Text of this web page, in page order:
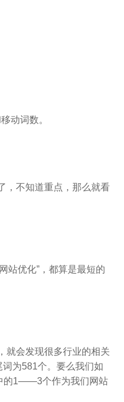
动词数。
，不知道重点，那么就看
站优化”，都算是最短的
就会发现很多行业的相关
为581个。要么我们如
的1——3个作为我们网站